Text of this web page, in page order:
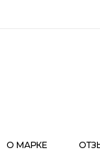
О МАРКЕ